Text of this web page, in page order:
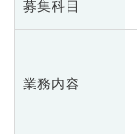
募集科目
業務内容